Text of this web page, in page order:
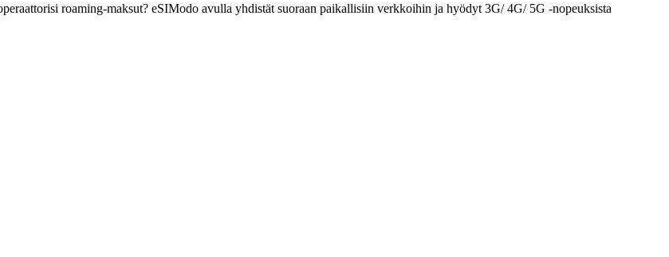
roaming-maksut? eSIModo avulla yhdistät suoraan paikallisiin verkkoihin ja hyödyt 3G/ 4G/ 5G -nopeuksista